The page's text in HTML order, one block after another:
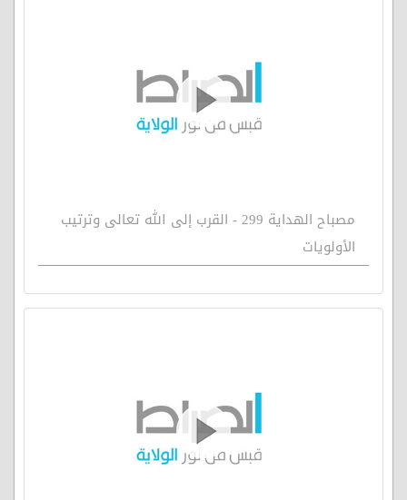
مصباح الهداية 299 - القرب إلى الله تعالى وترتيب
الأولويات